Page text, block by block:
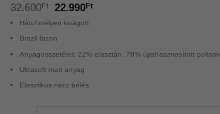
32.600Ft 22.990Ft
Hátul mélyen kivágott
Brazil fazon
Anyagösszetétel: 22% elasztán, 78% újrahasznosított
Ultrasoft matt anyag
Elasztikus necc bélés